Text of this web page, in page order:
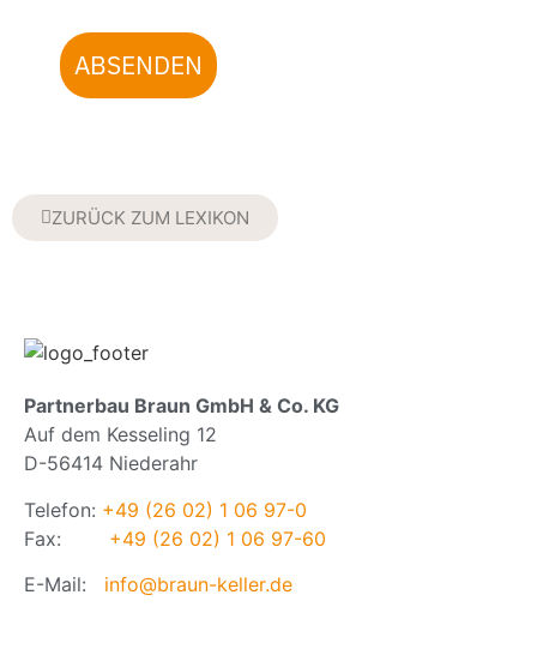
ABSENDEN
ZURÜCK ZUM LEXIKON
Partnerbau Braun GmbH & Co. KG
Auf dem Kesseling 12
D-56414 Niederahr
Telefon: +49 (26 02) 1 06 97-0
Fax: +49 (26 02) 1 06 97-60
E-Mail: info@braun-keller.de